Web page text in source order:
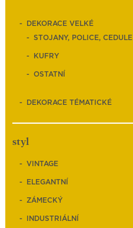
DEKORACE VELKÉ
STOJANY, POLICE, CEDULE
KUFRY
OSTATNÍ
DEKORACE TÉMATICKÉ
styl
VINTAGE
ELEGANTNÍ
ZÁMECKÝ
INDUSTRIÁLNÍ